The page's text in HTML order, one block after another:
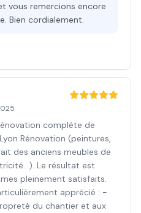
vous remercions encore
Bien cordialement.
complète de
Rénovation (peintures,
des anciens meubles de
Le résultat est
pleinement satisfaits.
apprécié : -
du chantier et aux